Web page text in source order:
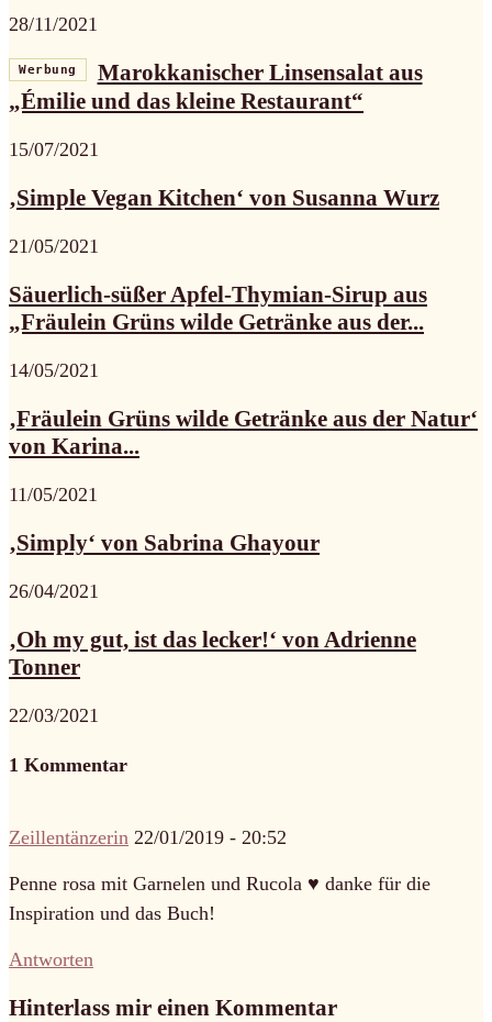
28/11/2021
Werbung
Marokkanischer Linsensalat aus
„Émilie und das kleine Restaurant“
15/07/2021
‚Simple Vegan Kitchen‘ von Susanna Wurz
21/05/2021
Säuerlich-süßer Apfel-Thymian-Sirup aus
„Fräulein Grüns wilde Getränke aus der...
14/05/2021
‚Fräulein Grüns wilde Getränke aus der Natur‘
von Karina...
11/05/2021
‚Simply‘ von Sabrina Ghayour
26/04/2021
‚Oh my gut, ist das lecker!‘ von Adrienne
Tonner
22/03/2021
1 Kommentar
Zeillentänzerin 22/01/2019 - 20:52
Penne rosa mit Garnelen und Rucola ♥ danke für die
Inspiration und das Buch!
Antworten
Hinterlass mir einen Kommentar